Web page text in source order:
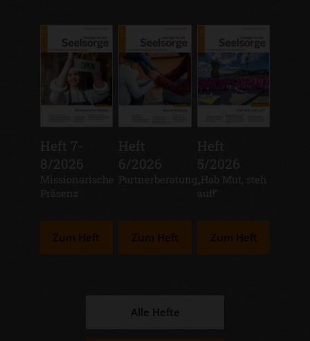
Heft 7-
8/2026
:
Missionarische
Präsenz
Zum Heft
Heft
6/2026
:
Partnerberatung
Zum Heft
Heft
5/2026
:
„Hab Mut, steh
auf!“
Zum Heft
Alle Hefte